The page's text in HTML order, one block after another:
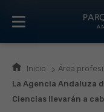
Inicio Área
La Agencia Andaluza
Ciencias llevarán a